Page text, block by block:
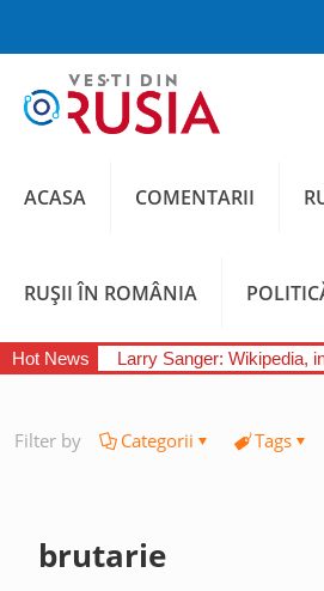
ACASA COMENTARII
RUȘII ÎN ROMÂNIA
Hot News Larry Sanger: Wikipedia,
Filter by Categorii Tags
brutarie